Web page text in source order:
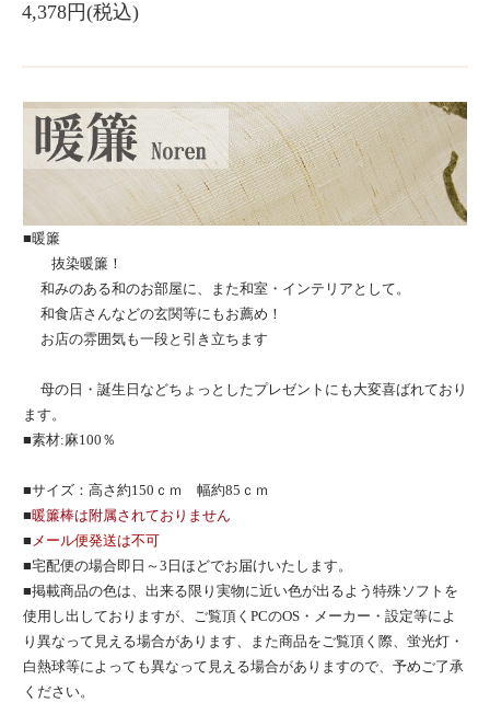
4,378円(税込)
■暖簾
抜染暖簾！
和みのある和のお部屋に、また和室・インテリアとして。
和食店さんなどの玄関等にもお薦め！
お店の雰囲気も一段と引き立ちます
母の日・誕生日などちょっとしたプレゼントにも大変喜ばれており
ます。
■素材:麻100％
■サイズ：高さ約150ｃｍ 幅約85ｃｍ
■暖簾棒は附属されておりません
■ メール便発送は不可
■宅配便の場合即日～3日ほどでお届けいたします。
■掲載商品の色は、出来る限り実物に近い色が出るよう特殊ソフトを
使用し出しておりますが、ご覧頂くPCのOS・メーカー・設定等によ
り異なって見える場合があります、また商品をご覧頂く際、蛍光灯・
白熱球等によっても異なって見える場合がありますので、予めご了承
ください。